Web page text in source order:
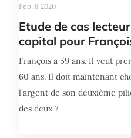
Feb, 8 2020
Etude de cas
capital pour
François a 59 ans. Il veut
60 ans. Il doit maintenant
l'argent de son deuxième
des deux ?